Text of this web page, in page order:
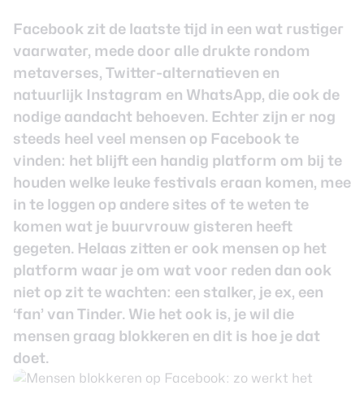
Facebook zit de laatste tijd in een wat rustiger
vaarwater, mede door alle drukte rondom
metaverses, Twitter-alternatieven en
natuurlijk Instagram en WhatsApp, die ook de
nodige aandacht behoeven. Echter zijn er nog
steeds heel veel mensen op Facebook te
vinden: het blijft een handig platform om bij te
houden welke leuke festivals eraan komen, mee
in te loggen op andere sites of te weten te
komen wat je buurvrouw gisteren heeft
gegeten. Helaas zitten er ook mensen op het
platform waar je om wat voor reden dan ook
niet op zit te wachten: een stalker, je ex, een
‘fan’ van Tinder. Wie het ook is, je wil die
mensen graag blokkeren en dit is hoe je dat
doet.
Login
Over ons